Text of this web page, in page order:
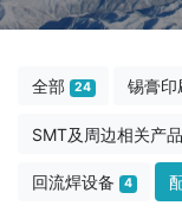
全部 24 锡膏印
SMT及周边相关产品
回流焊设备 4